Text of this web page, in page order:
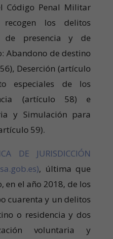
Código Penal Militar
recogen los delitos
de presencia y de
Abandono de destino
Deserción (artículo
especiales de los
(artículo 58) e
y Simulación para
59).
DE JURISDICCIÓN
, última que
en el año 2018, de los
cuarenta y un delitos
o residencia y dos
voluntaria y